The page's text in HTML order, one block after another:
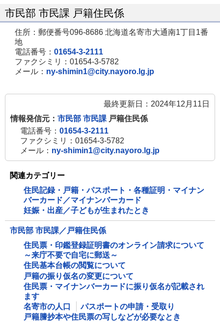
市民部 市民課 戸籍住民係
住所：郵便番号096-8686 北海道名寄市大通南1丁目1番
地
電話番号： 01654-3-2111
ファクシミリ：01654-3-5782
メール： ny-shimin1@city.nayoro.lg.jp
最終更新日：2024年12月11日
情報発信元： 市民部 市民課 戸籍住民係
電話番号： 01654-3-2111
ファクシミリ：01654-3-5782
メール： ny-shimin1@city.nayoro.lg.jp
関連カテゴリー
住民記録・戸籍・パスポート・各種証明・マイナン
バーカード／マイナンバーカード
妊娠・出産／子どもが生まれたとき
市民部 市民課／戸籍住民係
住民票・印鑑登録証明書のオンライン請求について
～来庁不要で自宅に郵送～
住民基本台帳の閲覧について
戸籍の振り仮名の変更について
住民票・マイナンバーカードに振り仮名が記載され
ます
名寄市の人口
パスポートの申請・受取り
戸籍謄抄本や住民票の写しなどが必要なとき